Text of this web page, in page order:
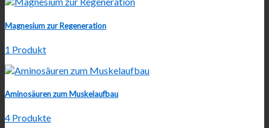
Magnesium zur Regeneration
1 Produkt
Aminosäuren zum Muskelaufbau
4 Produkte